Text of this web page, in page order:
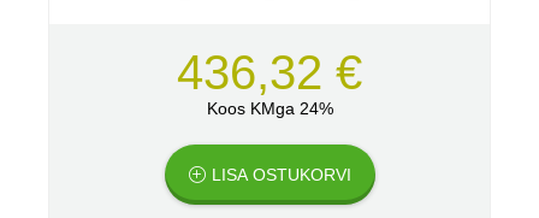
436,32 €
Koos KMga 24%
LISA OSTUKORVI